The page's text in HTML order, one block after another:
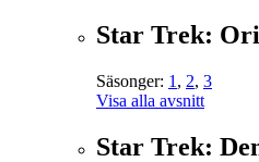
Star Trek:
Säsonger: 1 , 2, 3
Visa alla avsnitt
Star Trek: